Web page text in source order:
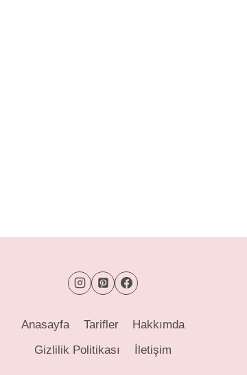
Anasayfa Tarifler
Hakkımda
Gizlilik Politikası
İletişim